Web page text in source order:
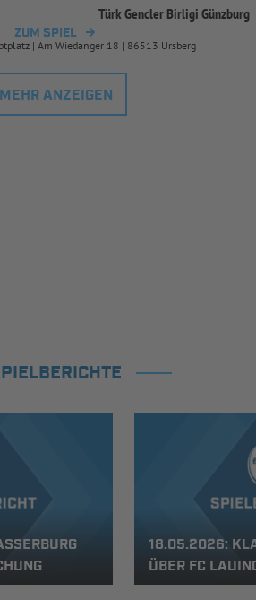
Türk Gencler Birligi Günzburg
ZUM SPIEL
| Am Wiedanger 18 | 86513 Ursberg
MEHR ANZEIGEN
18.05.2026:
ÜBER FC